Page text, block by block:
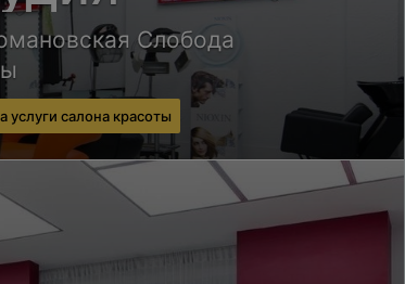
Слобода
услуги салона красоты